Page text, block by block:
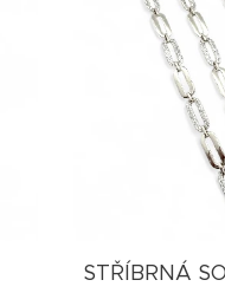
STŘÍBRNÁ